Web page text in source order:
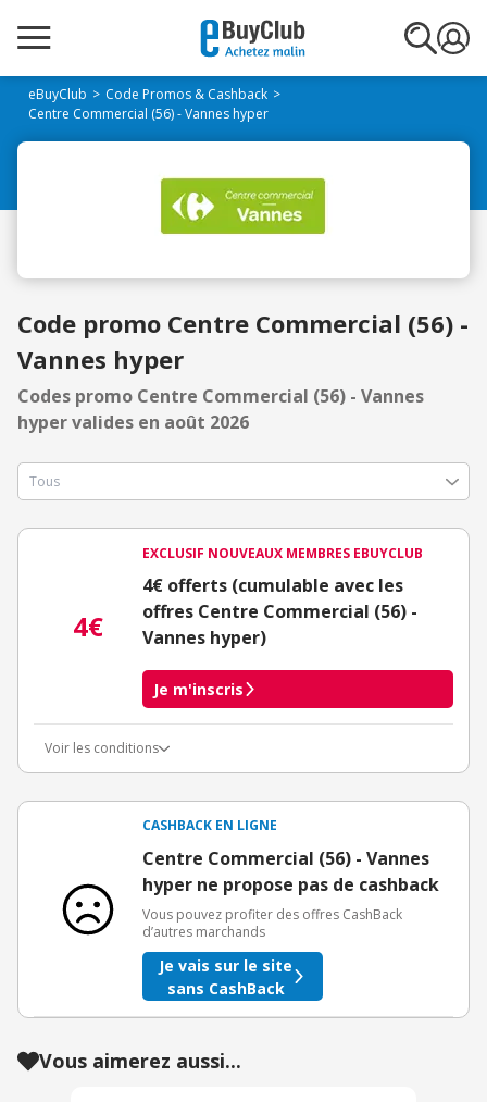
eBuyClub
Code Promos & Cashback
Centre Commercial (56) - Vannes hyper
Code promo Centre Commercial (56) -
Vannes hyper
Codes promo Centre Commercial (56) - Vannes
hyper valides en août 2026
4€
EXCLUSIF NOUVEAUX MEMBRES EBUYCLUB
4€ offerts (cumulable avec les
offres Centre Commercial (56) -
Vannes hyper)
Je m'inscris
Voir les conditions
3€ de bienvenue crédités immédiatement + 1€ supplémentaire
Offre réservée à une toute première inscription chez eBuyClub.
CASHBACK EN LIGNE
Centre Commercial (56) - Vannes
hyper ne propose pas de cashback
Vous pouvez profiter des offres CashBack
d’autres marchands
Je vais sur le site
sans CashBack
Vous aimerez aussi...